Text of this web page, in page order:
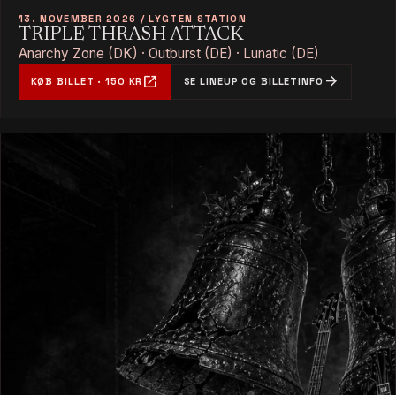
13. NOVEMBER 2026 / LYGTEN STATION
TRIPLE THRASH ATTACK
Anarchy Zone (DK) · Outburst (DE) · Lunatic (DE)
KØB BILLET · 150 KR open_in_new SE LINEUP OG BILLETINFO arrow_forward